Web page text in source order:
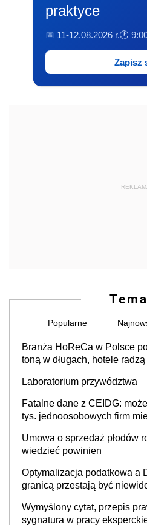
praktyce
📅 11-12.08.2026 r.🕐
Zapisz
Popularne
Branża HoReCa w Polsce
toną w długach, hotele
Laboratorium przywództwa
Fatalne dane z CEIDG:
tys. jednoosobowych firm
Umowa o sprzedaż płodów
wiedzieć powinien
Optymalizacja podatkowa a
granicą przestają być
Wymyślony cytat, przepis
sygnatura w pracy